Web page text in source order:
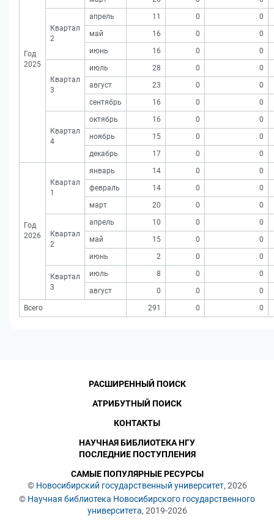
Год
2025
Квартал
2
апрель 11 0
0
май
16 0
0
июнь
16 0 0
Квартал
3
июль 28 0
0
август
23 0
0
сентябрь
16 0 0
Квартал
4
октябрь 16 0
0
ноябрь
15 0
0
декабрь
17 0 0
Год
2026
Квартал
1
январь 14 0
0
февраль
14 0
0
март
20 0 0
Квартал
2
апрель 10 0
0
май
15 0
0
июнь
2 0 0
Квартал
3
июль 8 0
0
август
0 0
0
Всего
291 0 0
© Новосибирский государственный университет, 2026
© Научная библиотека Новосибирского государственного
университета, 2019-2026
РАСШИРЕННЫЙ ПОИСК
АТРИБУТНЫЙ ПОИСК
КОНТАКТЫ
НАУЧНАЯ БИБЛИОТЕКА НГУ
ПОСЛЕДНИЕ ПОСТУПЛЕНИЯ
САМЫЕ ПОПУЛЯРНЫЕ РЕСУРСЫ